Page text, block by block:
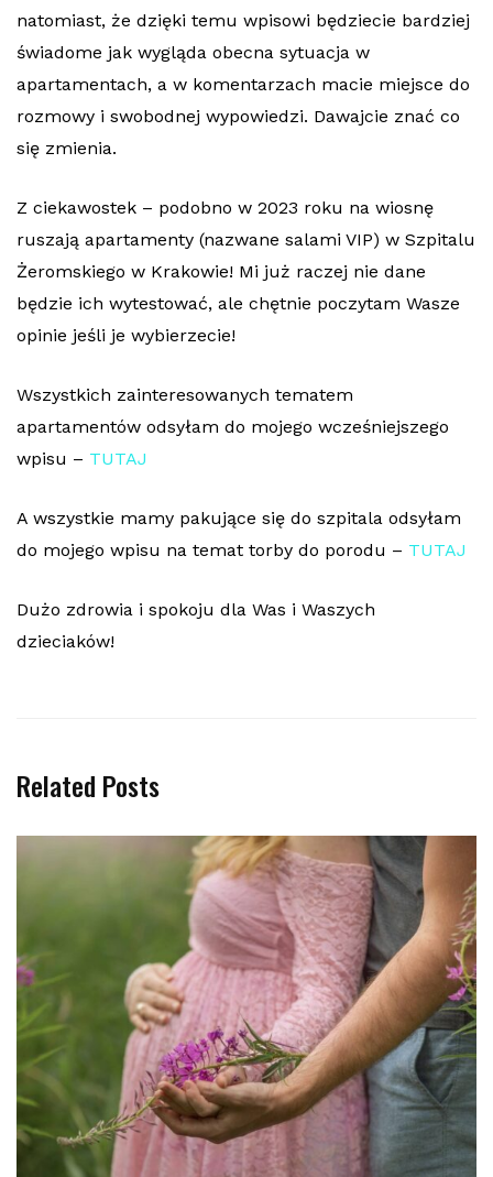
natomiast, że dzięki temu wpisowi będziecie bardziej
świadome jak wygląda obecna sytuacja w
apartamentach, a w komentarzach macie miejsce do
rozmowy i swobodnej wypowiedzi. Dawajcie znać co
się zmienia.
Z ciekawostek – podobno w 2023 roku na wiosnę
ruszają apartamenty (nazwane salami VIP) w Szpitalu
Żeromskiego w Krakowie! Mi już raczej nie dane
będzie ich wytestować, ale chętnie poczytam Wasze
opinie jeśli je wybierzecie!
Wszystkich zainteresowanych tematem
apartamentów odsyłam do mojego wcześniejszego
wpisu – TUTAJ
A wszystkie mamy pakujące się do szpitala odsyłam
do mojego wpisu na temat torby do porodu – TUTAJ
Dużo zdrowia i spokoju dla Was i Waszych
dzieciaków!
Related Posts